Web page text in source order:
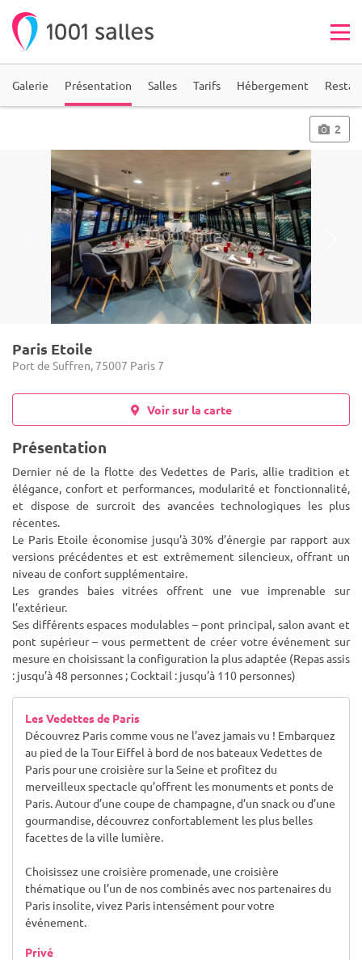
Galerie Présentation Salles Tarifs Hébergement
2
Paris Etoile
Port de Suffren, 75007 Paris 7
Voir sur la carte
Présentation
Dernier né de la flotte des Vedettes de Paris, allie tradition et
élégance, confort et performances, modularité et fonctionnalité,
et dispose de surcroit des avancées technologiques les plus
récentes.
Le Paris Etoile économise jusqu’à 30% d’énergie par rapport aux
versions précédentes et est extrêmement silencieux, offrant un
niveau de confort supplémentaire.
Les grandes baies vitrées offrent une vue imprenable sur
l’extérieur.
Ses différents espaces modulables – pont principal, salon avant et
pont supérieur – vous permettent de créer votre événement sur
mesure en choisissant la configuration la plus adaptée (Repas assis
: jusqu’à 48 personnes ; Cocktail : jusqu’à 110 personnes)
Les Vedettes de Paris
Découvrez Paris comme vous ne l’avez jamais vu ! Embarquez
au pied de la Tour Eiffel à bord de nos bateaux Vedettes de
Paris pour une croisière sur la Seine et profitez du
merveilleux spectacle qu’offrent les monuments et ponts de
Paris. Autour d’une coupe de champagne, d’un snack ou d’une
gourmandise, découvrez confortablement les plus belles
facettes de la ville lumière.
Choisissez une croisière promenade, une croisière
thématique ou l’un de nos combinés avec nos partenaires du
Paris insolite, vivez Paris intensément pour votre
événement.
Privé